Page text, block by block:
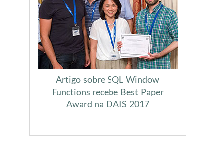
Artigo sobre SQL Window
Functions recebe Best Paper
Award na DAIS 2017